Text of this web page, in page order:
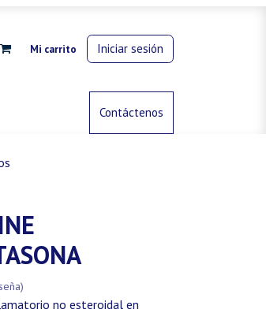
Mi carrito Iniciar sesión
Control de animalesContáctenos
no esteroidal en